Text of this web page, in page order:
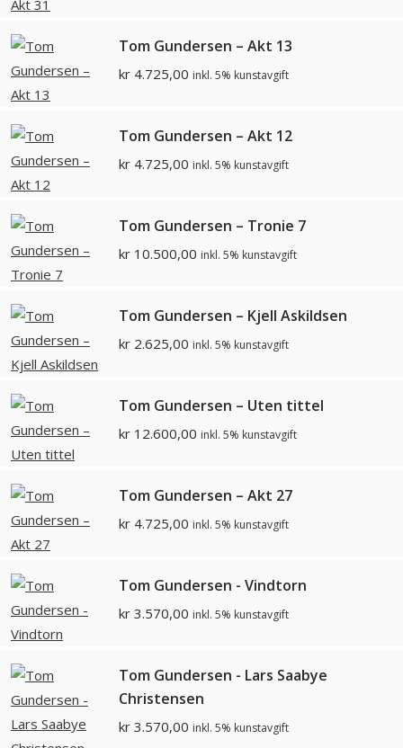
Tom Gundersen – Akt 13
kr 4.725,00 inkl. 5% kunstavgift
Tom Gundersen – Akt 12
kr 4.725,00 inkl. 5% kunstavgift
Tom Gundersen – Tronie 7
kr 10.500,00 inkl. 5% kunstavgift
Tom Gundersen – Kjell Askildsen
kr 2.625,00 inkl. 5% kunstavgift
Tom Gundersen – Uten tittel
kr 12.600,00 inkl. 5% kunstavgift
Tom Gundersen – Akt 27
kr 4.725,00 inkl. 5% kunstavgift
Tom Gundersen - Vindtorn
kr 3.570,00 inkl. 5% kunstavgift
Tom Gundersen - Lars Saabye
Christensen
kr 3.570,00 inkl. 5% kunstavgift